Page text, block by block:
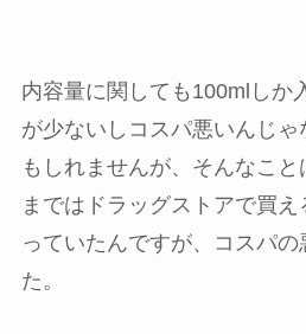
内容量に関しても100mlしか
が少ないしコスパ悪いんじ
もしれませんが、そんなこ
まではドラッグストアで買
っていたんですが、コスパ
た。